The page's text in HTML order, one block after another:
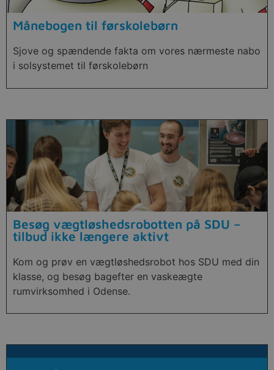
Månebogen til førskolebørn
Sjove og spændende fakta om vores nærmeste nabo
i solsystemet til førskolebørn
Besøg vægtløshedsrobotten på SDU –
tilbud ikke længere aktivt
Kom og prøv en vægtløshedsrobot hos SDU med din
klasse, og besøg bagefter en vaskeægte
rumvirksomhed i Odense.